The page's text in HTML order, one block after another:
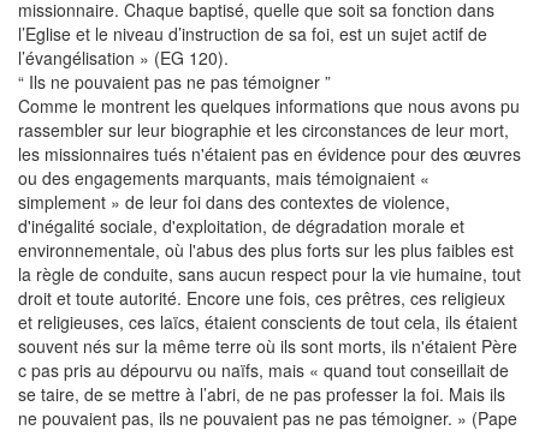
missionnaire. Chaque baptisé, quelle que soit sa fonction dans
l’Eglise et le niveau d’instruction de sa foi, est un sujet actif de
l’évangélisation » (EG 120).
“ Ils ne pouvaient pas ne pas témoigner ”
Comme le montrent les quelques informations que nous avons pu
rassembler sur leur biographie et les circonstances de leur mort,
les missionnaires tués n'étaient pas en évidence pour des œuvres
ou des engagements marquants, mais témoignaient «
simplement » de leur foi dans des contextes de violence,
d'inégalité sociale, d'exploitation, de dégradation morale et
environnementale, où l'abus des plus forts sur les plus faibles est
la règle de conduite, sans aucun respect pour la vie humaine, tout
droit et toute autorité. Encore une fois, ces prêtres, ces religieux
et religieuses, ces laïcs, étaient conscients de tout cela, ils étaient
souvent nés sur la même terre où ils sont morts, ils n'étaient Père
c pas pris au dépourvu ou naïfs, mais « quand tout conseillait de
se taire, de se mettre à l’abri, de ne pas professer la foi. Mais ils
ne pouvaient pas, ils ne pouvaient pas ne pas témoigner. » (Pape